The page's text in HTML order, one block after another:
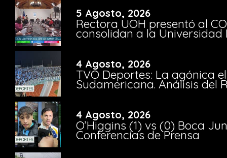
5 Agosto, 2026
Rectora UOH presentó al
consolidan a la Universidad
4 Agosto, 2026
TVO Deportes: La agónica
Sudamericana. Análisis del
4 Agosto, 2026
O’Higgins (1) vs (0) Boca
Conferencias de Prensa